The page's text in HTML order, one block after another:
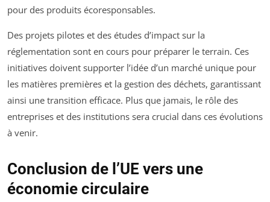
pour des produits écoresponsables.
Des projets pilotes et des études d’impact sur la
réglementation sont en cours pour préparer le terrain. Ces
initiatives doivent supporter l’idée d’un marché unique pour
les matières premières et la gestion des déchets, garantissant
ainsi une transition efficace. Plus que jamais, le rôle des
entreprises et des institutions sera crucial dans ces évolutions
à venir.
Conclusion de l’UE vers une
économie circulaire